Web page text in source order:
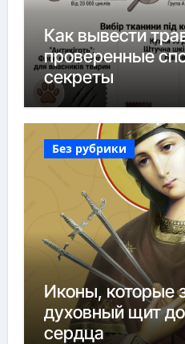
Как вывести
проверенные
секреты
Без рубрики
Иконы, которые
духовный щит
сердца